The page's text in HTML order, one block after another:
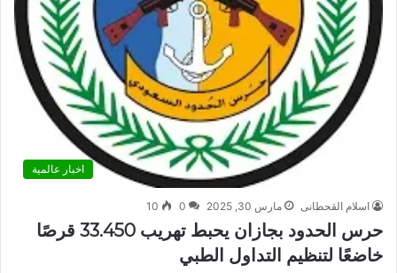
اخبار عالمية
اسلام القحطانى مارس 30, 2025 0
10
حرس الحدود بجازان يحبط تهريب 33.450 قرصًا
خاضعًا لتنظيم التداول الطبي